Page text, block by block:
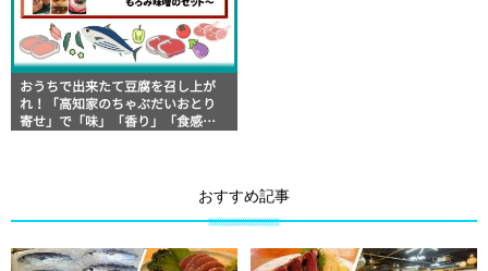
おうちで出来たて豆腐を召し上が
れ！「高知家のちゃぶだいおとり
寄せ」で「味」「香り」「食感」
おすすめ記事